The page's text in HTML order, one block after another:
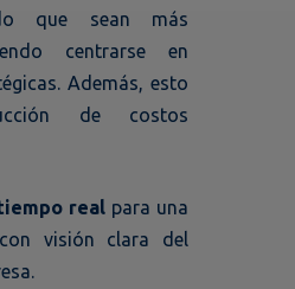
que sean más
centrarse en
Además, esto
de costos
real para una
visión clara del